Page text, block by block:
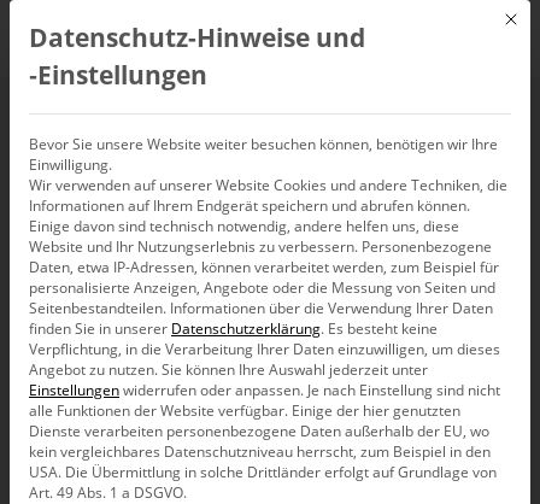
Mit
Datenschutz-Hinweise und
‑Einstellungen
Bevor Sie unsere Website weiter besuchen können, benötigen wir Ihre
Einwilligung.
Wir verwenden auf unserer Website Cookies und andere Techniken, die
Informationen auf Ihrem Endgerät speichern und abrufen können.
Einige davon sind technisch notwendig, andere helfen uns, diese
Website und Ihr Nutzungserlebnis zu verbessern. Personenbezogene
Daten, etwa IP-Adressen, können verarbeitet werden, zum Beispiel für
personalisierte Anzeigen, Angebote oder die Messung von Seiten und
Seitenbestandteilen. Informationen über die Verwendung Ihrer Daten
finden Sie in unserer Datenschutzerklärung. Es besteht keine
Verpflichtung, in die Verarbeitung Ihrer Daten einzuwilligen, um dieses
Angebot zu nutzen.Sie können Ihre Auswahl jederzeit unter
Einstellungenwiderrufen oder anpassen. Je nach Einstellung sind nicht
alle Funktionen der Website verfügbar. Einige der hier genutzten
Dienste verarbeiten personenbezogene Daten außerhalb der EU, wo
kein vergleichbares Datenschutzniveau herrscht, zum Beispiel in den
USA. Die Übermittlung in solche Drittländer erfolgt auf Grundlage von
Art. 49 Abs. 1 a DSGVO.